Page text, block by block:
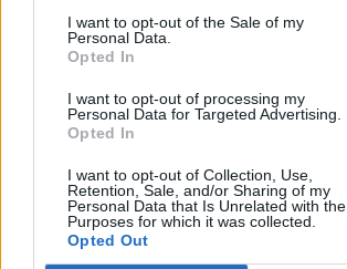
I want to opt-out of the Sale of my
Personal Data.
Opted In
I want to opt-out of processing my
Personal Data for Targeted Advertising.
Opted In
I want to opt-out of Collection, Use,
Retention, Sale, and/or Sharing of my
Personal Data that Is Unrelated with the
Purposes for which it was collected.
Opted Out